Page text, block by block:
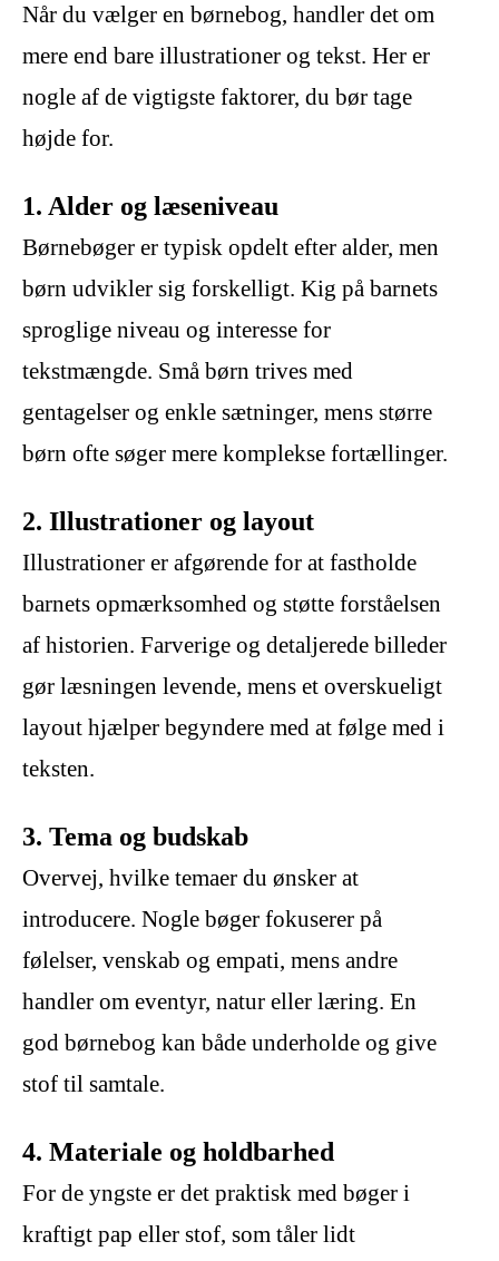
Når du vælger en børnebog, handler det om
mere end bare illustrationer og tekst. Her er
nogle af de vigtigste faktorer, du bør tage
højde for.
1. Alder og læseniveau
Børnebøger er typisk opdelt efter alder, men
børn udvikler sig forskelligt. Kig på barnets
sproglige niveau og interesse for
tekstmængde. Små børn trives med
gentagelser og enkle sætninger, mens større
børn ofte søger mere komplekse fortællinger.
2. Illustrationer og layout
Illustrationer er afgørende for at fastholde
barnets opmærksomhed og støtte forståelsen
af historien. Farverige og detaljerede billeder
gør læsningen levende, mens et overskueligt
layout hjælper begyndere med at følge med i
teksten.
3. Tema og budskab
Overvej, hvilke temaer du ønsker at
introducere. Nogle bøger fokuserer på
følelser, venskab og empati, mens andre
handler om eventyr, natur eller læring. En
god børnebog kan både underholde og give
stof til samtale.
4. Materiale og holdbarhed
For de yngste er det praktisk med bøger i
kraftigt pap eller stof, som tåler lidt